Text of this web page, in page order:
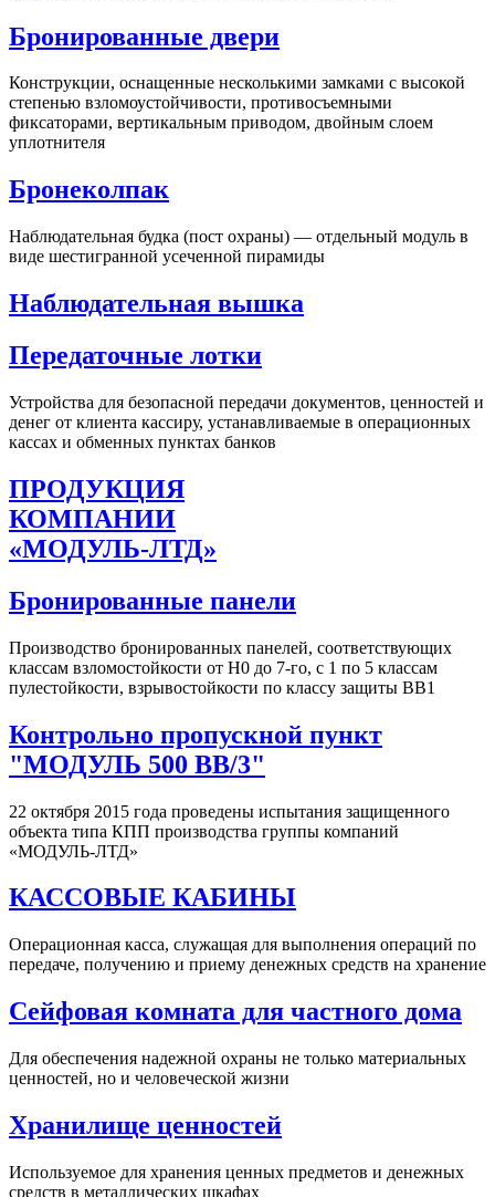
Бронированные двери
Конструкции, оснащенные несколькими замками с высокой
степенью взломоустойчивости, противосъемными
фиксаторами, вертикальным приводом, двойным слоем
уплотнителя
Бронеколпак
Наблюдательная будка (пост охраны) — отдельный модуль в
виде шестигранной усеченной пирамиды
Наблюдательная вышка
Передаточные лотки
Устройства для безопасной передачи документов, ценностей и
денег от клиента кассиру, устанавливаемые в операционных
кассах и обменных пунктах банков
ПРОДУКЦИЯ
КОМПАНИИ
«МОДУЛЬ-ЛТД»
Бронированные панели
Производство бронированных панелей, соответствующих
классам взломостойкости от Н0 до 7-го, c 1 по 5 классам
пулестойкости, взрывостойкости по классу защиты ВВ1
Контрольно пропускной пункт
"МОДУЛЬ 500 ВВ/3"
22 октября 2015 года проведены испытания защищенного
объекта типа КПП производства группы компаний
«МОДУЛЬ-ЛТД»
КАССОВЫЕ КАБИНЫ
Операционная касса, служащая для выполнения операций по
передаче, получению и приему денежных средств на хранение
Сейфовая комната для частного дома
Для обеспечения надежной охраны не только материальных
ценностей, но и человеческой жизни
Хранилище ценностей
Используемое для хранения ценных предметов и денежных
средств в металлических шкафах